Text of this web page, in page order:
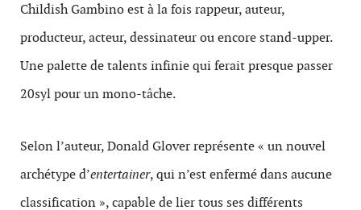
Childish Gambino est à la fois rappeur, auteur,
producteur, acteur, dessinateur ou encore stand-upper.
Une palette de talents infinie qui ferait presque passer
20syl pour un mono-tâche.
Selon l’auteur, Donald Glover représente « un nouvel
archétype d’entertainer, qui n’est enfermé dans aucune
classification », capable de lier tous ses différents